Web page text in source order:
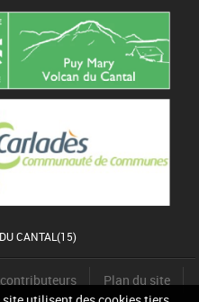
CANTAL(15)
Plan du site